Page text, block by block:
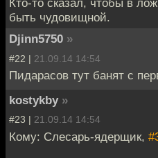
Кто-то сказал, чтобы в
быть чудовищной.
Djinn5750 »
#22 | 21.09.14 14:54
Пидарасов тут банят с
kostykby »
#23 | 21.09.14 14:54
Кому: Слесарь-ядерщик,